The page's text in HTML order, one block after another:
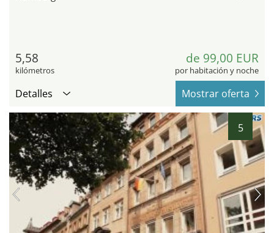
5,58
kilómetros
de 99,00 EUR
por habitación y noche
Detalles Mostrar oferta
5